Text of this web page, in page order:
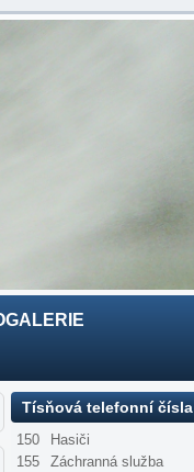
Tísňová telefonní čísla
150
Hasiči
155
Záchranná služba